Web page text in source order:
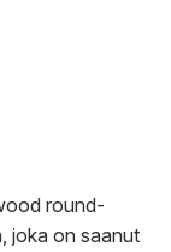
round-
joka on saanut